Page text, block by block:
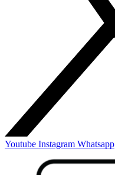
Youtube Instagram Whatsapp